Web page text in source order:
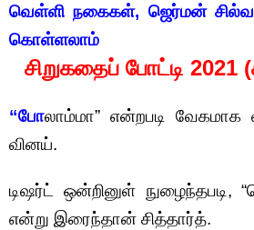
வெள்ளி நகைகள், ஜெர்மன்
கொள்ளலாம்
சிறுகதைப் போட்டி
“போலாம்மா” என்றபடி வேகமாக
வினய்.
டிஷர்ட் ஒன்றினுள் நுழைந்தபடி,
என்று இரைந்தான் சித்தார்த்.